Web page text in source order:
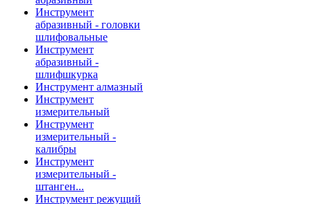
Инструмент
абразивный - головки
шлифовальные
Инструмент
абразивный -
шлифшкурка
Инструмент алмазный
Инструмент
измерительный
Инструмент
измерительный -
калибры
Инструмент
измерительный -
штанген...
Инструмент режущий